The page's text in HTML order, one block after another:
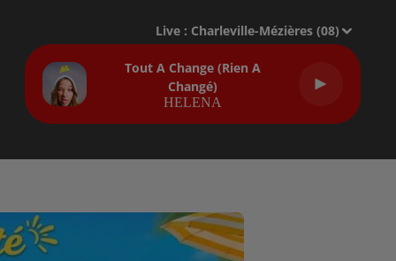
Live : Charleville-Mézières (08)
Tout A Change (rien A
Changé)
HELENA